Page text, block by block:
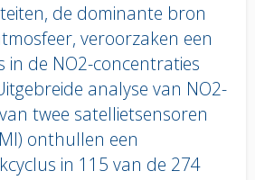
de dominante bron
veroorzaken een
in de NO2-concentraties
analyse van NO2-
twee satellietsensoren
onthullen een
in 115 van de 274